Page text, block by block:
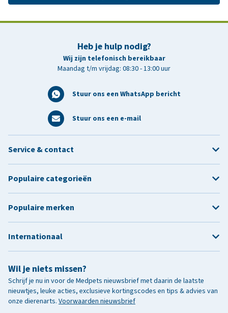
Heb je hulp nodig?
Wij zijn telefonisch bereikbaar
Maandag t/m vrijdag: 08:30 - 13:00 uur
Stuur ons een WhatsApp bericht
Stuur ons een e-mail
Wil je niets missen?
Schrijf je nu in voor de Medpets nieuwsbrief met daarin de laatste
nieuwtjes, leuke acties, exclusieve kortingscodes en tips & advies van
onze dierenarts. Voorwaarden nieuwsbrief
Service & contact
Populaire categorieën
Populaire merken
Internationaal